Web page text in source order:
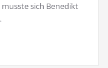
sich Benedikt